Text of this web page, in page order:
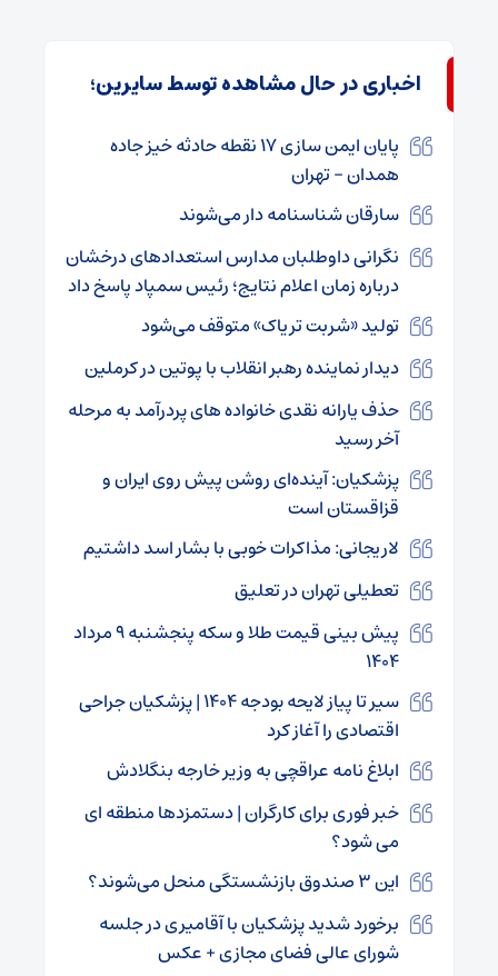
اخباری در حال مشاهده توسط سایرین؛
پایان ایمن سازی ۱۷ نقطه حادثه خیز جاده
همدان – تهران
سارقان شناسنامه دار می‌شوند
نگرانی داوطلبان مدارس استعدادهای درخشان
درباره زمان اعلام نتایج؛ رئیس سمپاد پاسخ داد
تولید «شربت تریاک» متوقف می‌شود
دیدار نماینده رهبر انقلاب با پوتین در کرملین
حذف یارانه نقدی خانواده‌ های پردرآمد به مرحله
آخر رسید
پزشکیان: آینده‌ای روشن پیش روی ایران و
قزاقستان است
لاریجانی: مذاکرات خوبی با بشار اسد داشتیم
تعطیلی تهران در تعلیق
پیش بینی قیمت طلا و سکه پنجشنبه ۹ مرداد
۱۴۰۴
سیر تا پیاز لایحه بودجه ۱۴۰۴ | پزشکیان جراحی
اقتصادی را آغاز کرد
ابلاغ نامه عراقچی به وزیر خارجه بنگلادش
خبر فوری برای کارگران | دستمزدها منطقه ای
می شود؟
این ۳ صندوق بازنشستگی منحل می‌شوند؟
برخورد شدید پزشکیان با آقامیری در جلسه
شورای عالی فضای مجازی + عکس